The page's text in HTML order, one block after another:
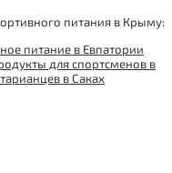
питания в Крыму:
питание в Евпатории
для спортсменов в
в Саках